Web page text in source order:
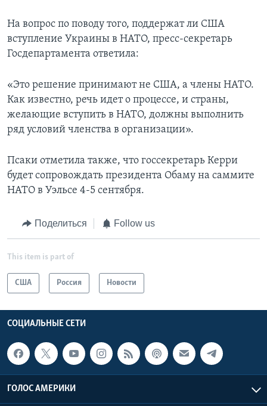
На вопрос по поводу того, поддержат ли США
вступление Украины в НАТО, пресс-секретарь
Госдепартамента ответила:
«Это решение принимают не США, а члены НАТО.
Как известно, речь идет о процессе, и страны,
желающие вступить в НАТО, должны выполнить
ряд условий членства в организации».
Псаки отметила также, что госсекретарь Керри
будет сопровождать президента Обаму на саммите
НАТО в Уэльсе 4-5 сентября.
Поделиться Follow us
This item is part of
США Россия Новости
СОЦИАЛЬНЫЕ СЕТИ
ГОЛОС АМЕРИКИ